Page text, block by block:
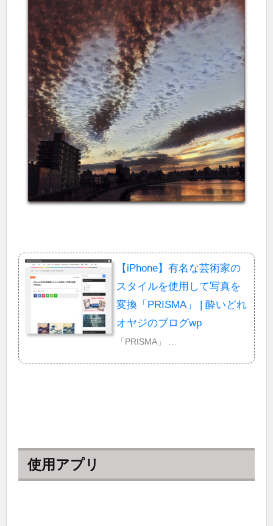
【iPhone】有名な芸術家の
スタイルを使用して写真を
変換「PRISMA」 | 酔いどれ
オヤジのブログwp
「PRISMA」 …
使用アプリ